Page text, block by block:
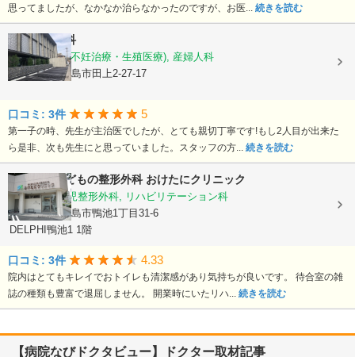
思ってましたが、なかなか治らなかったのですが、お医... 続きを読む
徳永産婦人科
産科, 婦人科(不妊治療・生殖医療), 産婦人科
鹿児島県鹿児島市田上2-27-17
口コミ: 3件 5
第一子の時、先生が主治医でしたが、とても親切丁寧です!もし2人目が出来た
ら是非、次も先生にと思っていました。スタッフの方... 続きを読む
おとなとこどもの整形外科 おけたにクリニック
整形外科, 小児整形外科, リハビリテーション科
鹿児島県鹿児島市鴨池1丁目31-6
DELPHI鴨池1 1階
口コミ: 3件 4.33
院内はとてもキレイでおトイレも清潔感があり気持ちが良いです。 待合室の雑
誌の種類も豊富で退屈しません。 開業時にいたリハ... 続きを読む
【病院なびドクタビュー】ドクター取材記事